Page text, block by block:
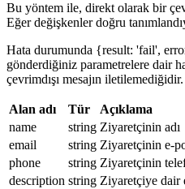
Bu yöntem ile, direkt olarak bir
Eğer değişkenler doğru
Hata durumunda {result: 'fail',
gönderdiğiniz parametrelere dair
çevrimdışı mesajın iletilemediğidir.
Alan adı Tür
Açıklama
name
string Ziyaretçinin adı
email
string Ziyaretçinin e-
phone
string Ziyaretçinin
description string Ziyaretçiye dair